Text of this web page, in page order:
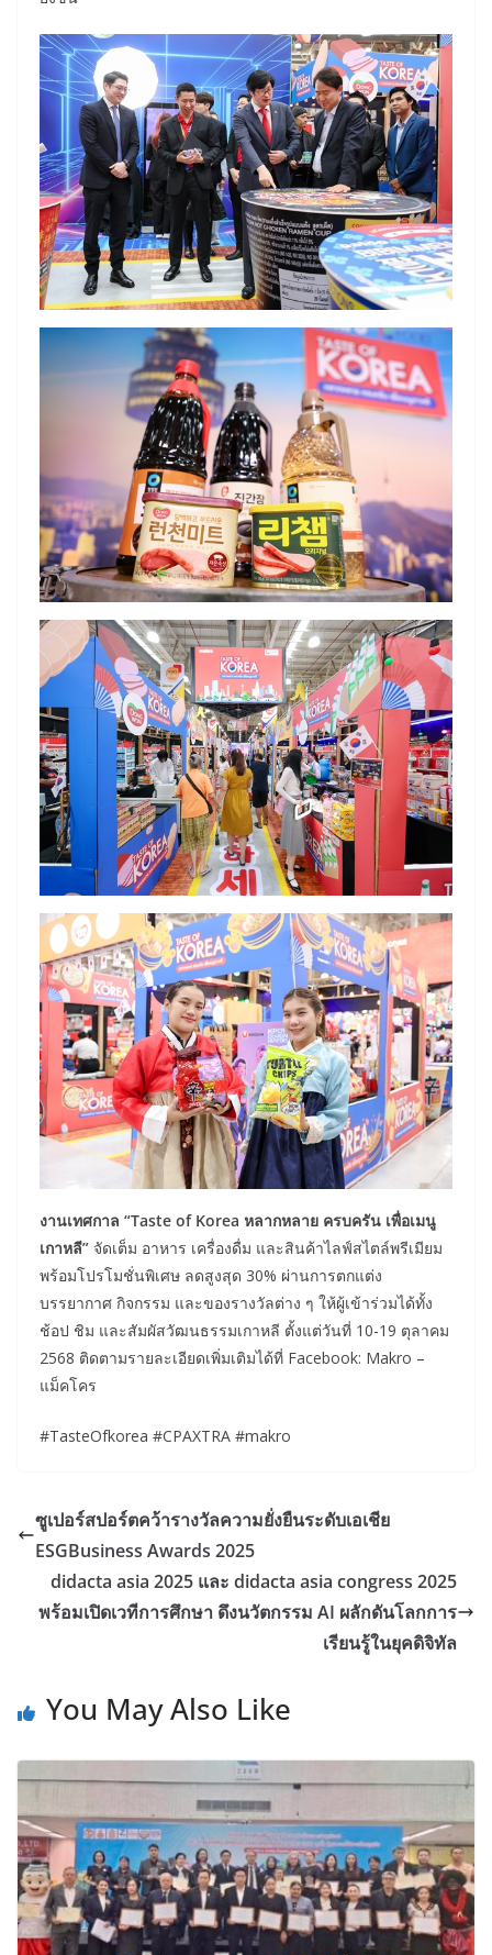
งานเทศกาล “Taste of Korea หลากหลาย ครบครัน เพื่อเมนู
เกาหลี” จัดเต็ม อาหาร เครื่องดื่ม และสินค้าไลฟ์สไตล์พรีเมียม
พร้อมโปรโมชั่นพิเศษ ลดสูงสุด 30% ผ่านการตกแต่ง
บรรยากาศ กิจกรรม และของรางวัลต่าง ๆ ให้ผู้เข้าร่วมได้ทั้ง
ช้อป ชิม และสัมผัสวัฒนธรรมเกาหลี ตั้งแต่วันที่ 10-19 ตุลาคม
2568 ติดตามรายละเอียดเพิ่มเติมได้ที่ Facebook: Makro –
แม็คโคร
#TasteOfkorea #CPAXTRA #makro
ซูเปอร์สปอร์ตคว้ารางวัลความยั่งยืนระดับเอเชีย
ESGBusiness Awards 2025
didacta asia 2025 และ didacta asia congress 2025
พร้อมเปิดเวทีการศึกษา ดึงนวัตกรรม AI ผลักดันโลกการ
เรียนรู้ในยุคดิจิทัล
You May Also Like